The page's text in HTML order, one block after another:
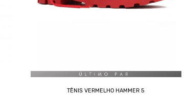
TÊNIS VERMELHO HAMMER 5